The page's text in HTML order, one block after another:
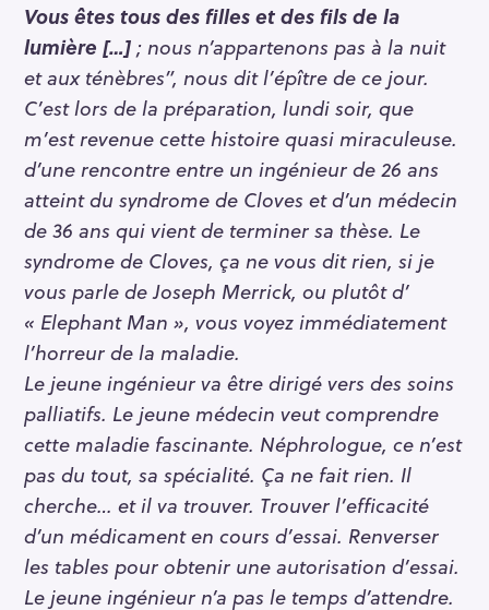
Vous êtes tous des filles et des fils de la
lumière […]; nous n’appartenons pas à la nuit
et aux ténèbres”, nous dit l’épître de ce jour.
C’est lors de la préparation, lundi soir, que
m’est revenue cette histoire quasi miraculeuse.
d’une rencontre entre un ingénieur de 26 ans
atteint du syndrome de Cloves et d’un médecin
de 36 ans qui vient de terminer sa thèse. Le
syndrome de Cloves, ça ne vous dit rien, si je
vous parle de Joseph Merrick, ou plutôt d’
« Elephant Man », vous voyez immédiatement
l’horreur de la maladie.
Le jeune ingénieur va être dirigé vers des soins
palliatifs. Le jeune médecin veut comprendre
cette maladie fascinante. Néphrologue, ce n’est
pas du tout, sa spécialité. Ça ne fait rien. Il
cherche… et il va trouver. Trouver l’efficacité
d’un médicament en cours d’essai. Renverser
les tables pour obtenir une autorisation d’essai.
Le jeune ingénieur n’a pas le temps d’attendre.